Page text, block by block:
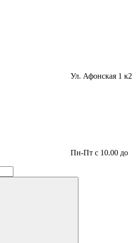
Ул. Афонская 1 к2
Пн-Пт с 10.00 до